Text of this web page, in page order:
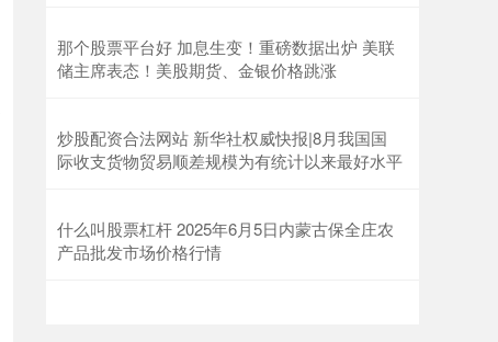
那个股票平台好 加息生变！重磅数据出炉 美联
储主席表态！美股期货、金银价格跳涨
炒股配资合法网站 新华社权威快报|8月我国国
际收支货物贸易顺差规模为有统计以来最好水平
什么叫股票杠杆 2025年6月5日内蒙古保全庄农
产品批发市场价格行情